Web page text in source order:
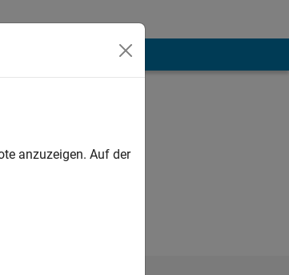
anzuzeigen. Auf der